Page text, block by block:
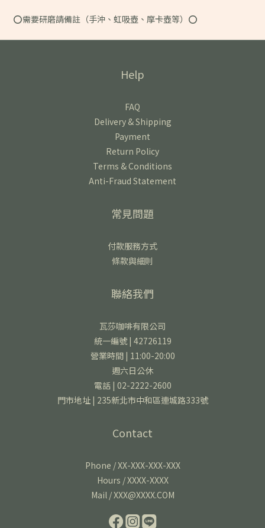
⭕️需要研磨請備註（手沖、虹吸壺、摩卡壺等）⭕️
Help
FAQ
Delivery & Shipping
Payment
Return Policy
Terms & Conditions
Anti-Fraud Statement
常見問題
付款服務方式
條款與細則
聯絡我們
瓦莎咖啡有限公司
統一編號 | 42726119
營業時間 | 11:00-20:00
週六日公休
電話 | 02-2222-2600
門市地址 | 235新北市中和區連城路333號
Contact
Phone / XX-XXX-XXX-XXX
Hours / XXXX-XXXX
Mail / XXX@XXXX.COM